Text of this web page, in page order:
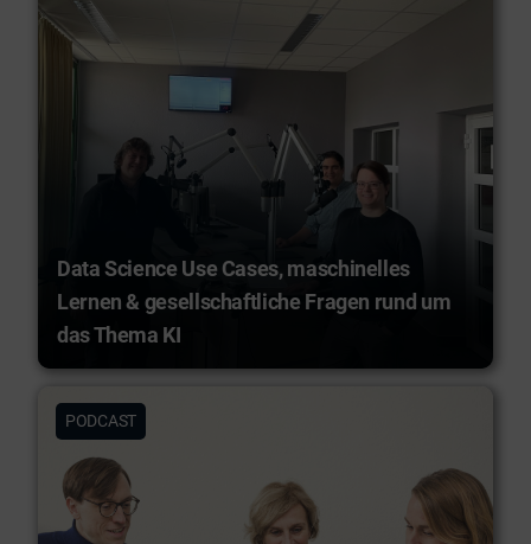
Data Science Use Cases, maschinelles
Lernen & gesellschaftliche Fragen rund um
das Thema KI
PODCAST